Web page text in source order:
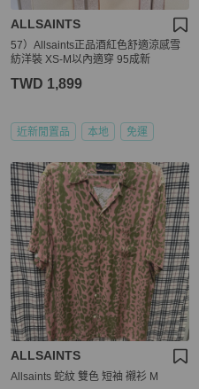
ALLSAINTS
57）Allsaints正品酒紅色舒適涼感雪
紡洋裝 XS-M以內適穿 95成新
TWD 1,899
近新閒置品 本地 免運
ALLSAINTS
Allsaints 蛇紋 雙色 短袖 襯衫 M